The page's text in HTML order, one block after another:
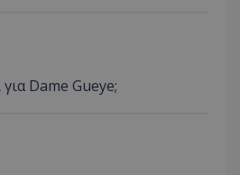
Dame Gueye;